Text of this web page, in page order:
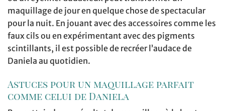
maquillage de jour en quelque chose de spectacular
pour la nuit. En jouant avec des accessoires comme les
faux cils ou en expérimentant avec des pigments
scintillants, il est possible de recréer l’audace de
Daniela au quotidien.
Astuces pour un maquillage parfait
comme celui de Daniela